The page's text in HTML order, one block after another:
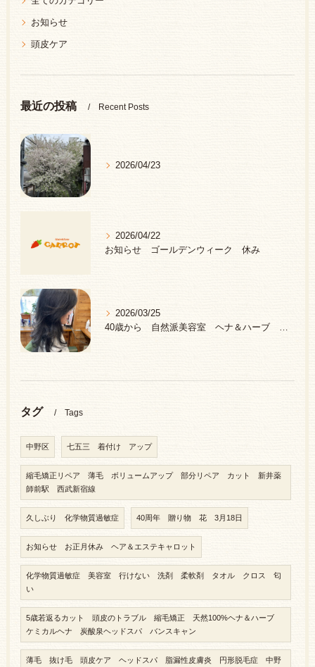
お知らせ
頭皮ケア
最近の投稿 Recent Posts
2026/04/23
2026/04/22
お知らせ ゴールデンウィーク 休み
2026/03/25
40歳から 自然派美容室 ヘナ＆ハーブ 中野区 新井薬師前駅
タグ Tags
中野区 七五三 着付け アップ
縮毛矯正リペア 薄毛 ボリュームアップ 部分リペア カット 新井薬
師前駅 西武新宿線
久しぶり 化学物質過敏症 40周年 贈り物 花 3月18日
お知らせ お正月休み ヘア＆エステキャロット
化学物質過敏症 美容室 行けない 洗剤 柔軟剤 タオル クロス 匂
い
5歳若返るカット 頭皮のトラブル 縮毛矯正 天然100%ヘナ＆ハーブ
ケミカルヘナ 炭酸泉ヘッドスパ バンスキャン
薄毛 抜け毛 頭皮ケア ヘッドスパ 脂漏性皮膚炎 円形脱毛症 中野